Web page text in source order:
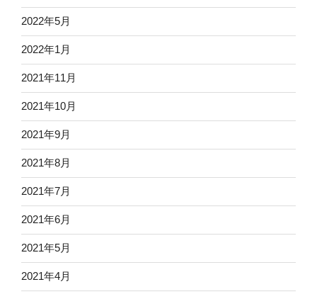
2022年5月
2022年1月
2021年11月
2021年10月
2021年9月
2021年8月
2021年7月
2021年6月
2021年5月
2021年4月